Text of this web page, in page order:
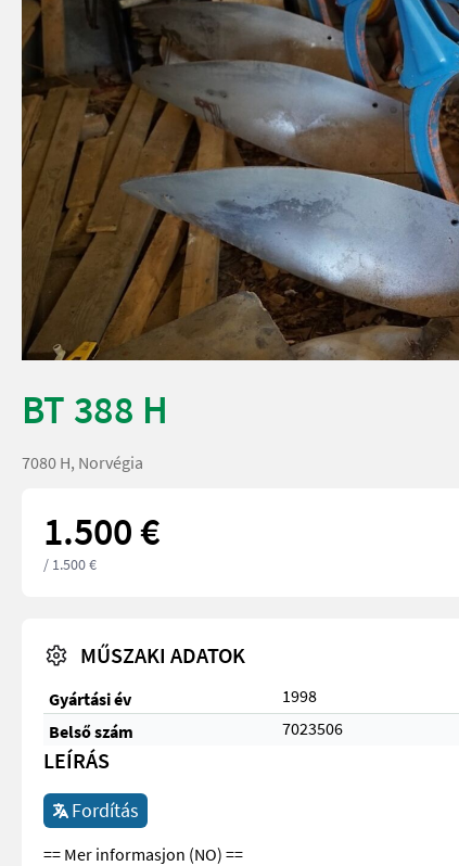
BT 388 H
7080 H, Norvégia
1.500 €
/ 1.500 €
MŰSZAKI ADATOK
Gyártási év
1998
Belső szám
7023506
LEÍRÁS
Fordítás
== Mer informasjon (NO) ==